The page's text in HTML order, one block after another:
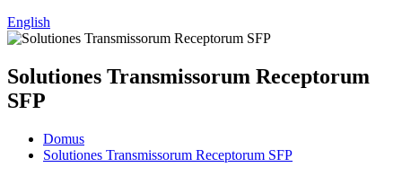
English
Solutiones Transmissorum Receptorum
SFP
Domus
Solutiones Transmissorum Receptorum SFP